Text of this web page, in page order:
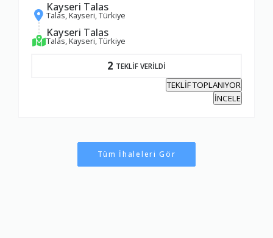
Kayseri Talas
Talas, Kayseri, Türkiye
Kayseri Talas
Talas, Kayseri, Türkiye
2 TEKLİF VERİLDİ
TEKLİF TOPLANIYOR
İNCELE
Tüm İhaleleri Gör